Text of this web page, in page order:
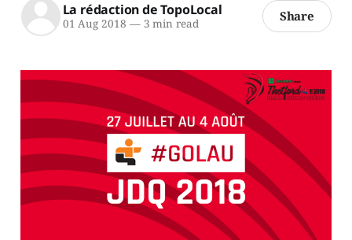
La rédaction de TopoLocal
01 Aug 2018 —3 min read Share